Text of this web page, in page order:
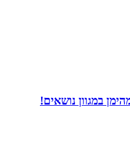
במגוון נושאים!